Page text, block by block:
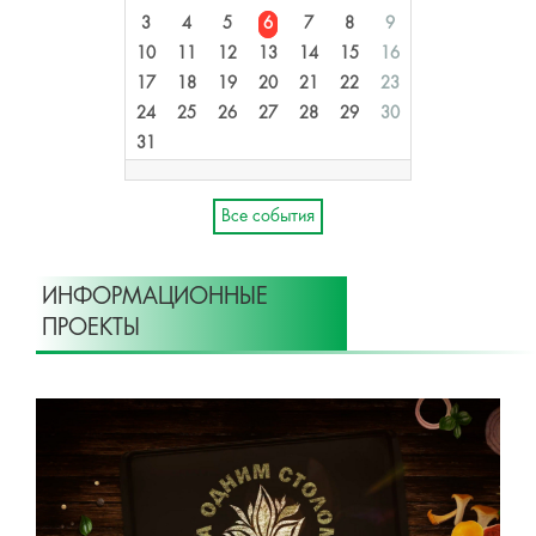
3
4 5 6 7 8
9
10
11 12 13 14 15
16
17
18 19 20 21 22
23
24
25 26 27 28 29
30
31
Все события
ИНФОРМАЦИОННЫЕ
ПРОЕКТЫ